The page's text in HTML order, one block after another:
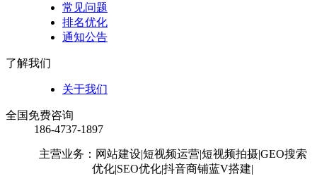
常见问题
排名优化
通知公告
了解我们
关于我们
全国免费咨询
186-4737-1897
主营业务：网站建设|短视频运营|短视频拍摄|GEO搜索
优化|SEO优化|抖音商铺蓝V搭建|